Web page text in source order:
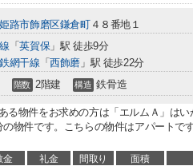
姫路市飾磨区鎌倉町４８番地１
「英賀保」駅 徒歩9分
網干線 「西飾磨 」駅 徒歩22分
階数 2階建 構造 鉄骨造
る物件をお求めの方は「エルムＡ」は
の物件です。こちらの物件はアパートで
金 礼金 間取り 面積